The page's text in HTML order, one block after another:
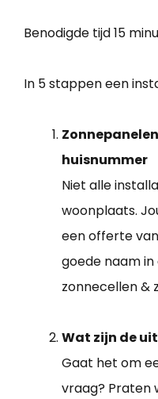
Benodigde tijd15
In 5 stappen een
huisnummer
Niet alle
woonplaats.
een offerte
goede naam
zonnecellen &
Wat zijn de
Gaat het om
vraag? Praten